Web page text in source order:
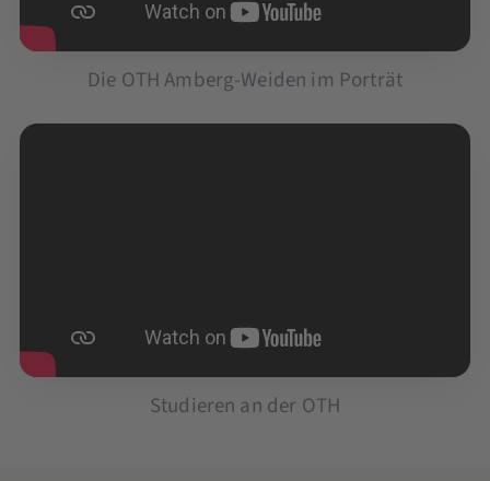
Die OTH Amberg-Weiden im Porträt
Studieren an der OTH